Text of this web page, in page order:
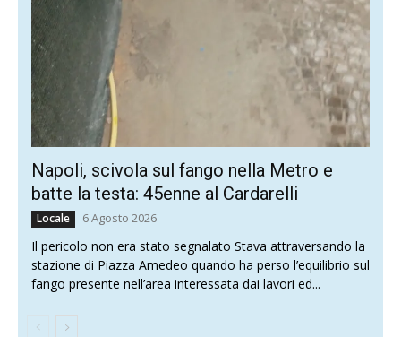
Napoli, scivola sul fango nella Metro e
batte la testa: 45enne al Cardarelli
Locale 6 Agosto 2026
Il pericolo non era stato segnalato Stava attraversando la
stazione di Piazza Amedeo quando ha perso l’equilibrio sul
fango presente nell’area interessata dai lavori ed...